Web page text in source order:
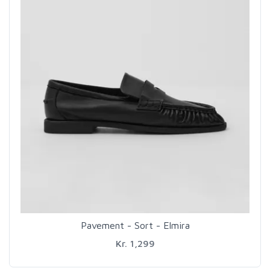
Pavement - Sort - Elmira
Kr. 1,299